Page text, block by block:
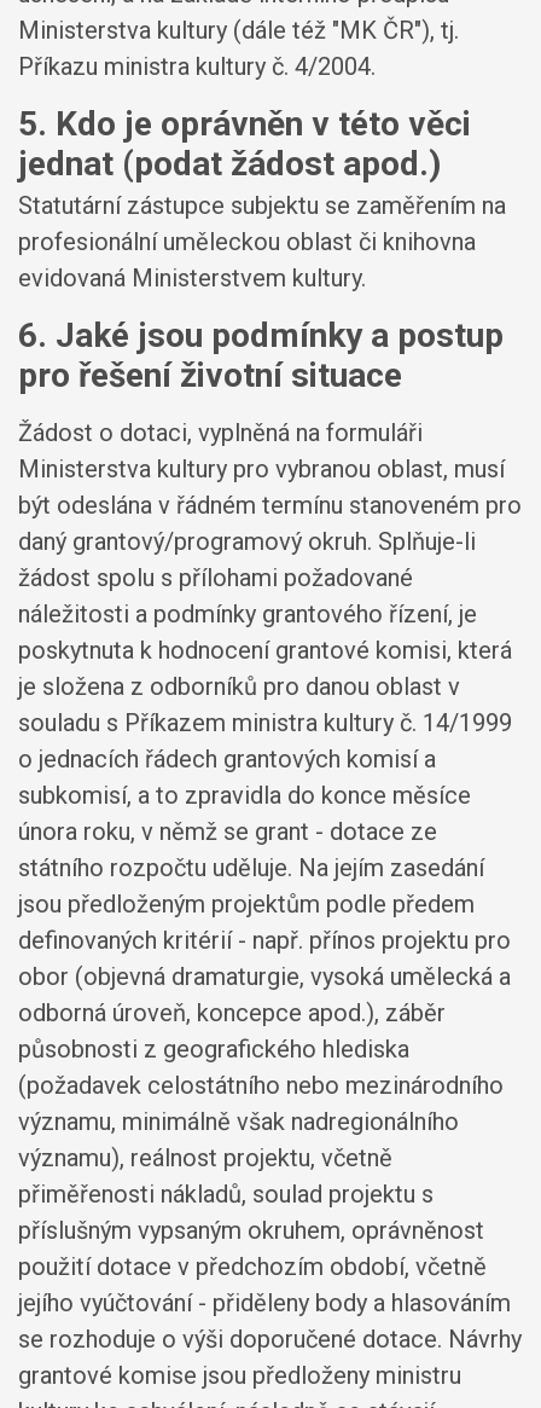
Ministerstva kultury (dále též "MK ČR"), tj.
Příkazu ministra kultury č. 4/2004.
5. Kdo je oprávněn v této věci
jednat (podat žádost apod.)
Statutární zástupce subjektu se zaměřením na
profesionální uměleckou oblast či knihovna
evidovaná Ministerstvem kultury.
6. Jaké jsou podmínky a postup
pro řešení životní situace
Žádost o dotaci, vyplněná na formuláři
Ministerstva kultury pro vybranou oblast, musí
být odeslána v řádném termínu stanoveném pro
daný grantový/programový okruh. Splňuje-li
žádost spolu s přílohami požadované
náležitosti a podmínky grantového řízení, je
poskytnuta k hodnocení grantové komisi, která
je složena z odborníků pro danou oblast v
souladu s Příkazem ministra kultury č. 14/1999
o jednacích řádech grantových komisí a
subkomisí, a to zpravidla do konce měsíce
února roku, v němž se grant - dotace ze
státního rozpočtu uděluje. Na jejím zasedání
jsou předloženým projektům podle předem
definovaných kritérií - např. přínos projektu pro
obor (objevná dramaturgie, vysoká umělecká a
odborná úroveň, koncepce apod.), záběr
působnosti z geografického hlediska
(požadavek celostátního nebo mezinárodního
významu, minimálně však nadregionálního
významu), reálnost projektu, včetně
přiměřenosti nákladů, soulad projektu s
příslušným vypsaným okruhem, oprávněnost
použití dotace v předchozím období, včetně
jejího vyúčtování - přiděleny body a hlasováním
se rozhoduje o výši doporučené dotace. Návrhy
grantové komise jsou předloženy ministru